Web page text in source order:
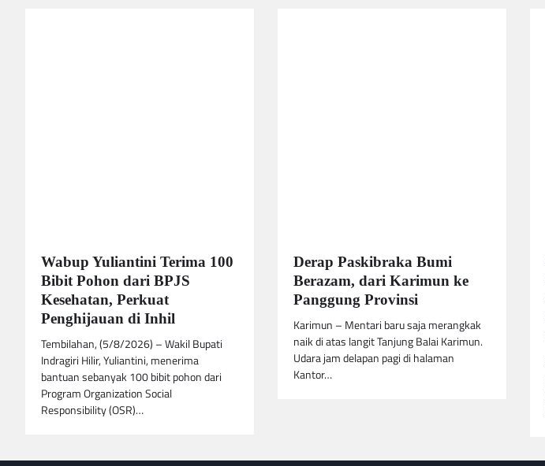
Wabup Yuliantini Terima 100
Bibit Pohon dari BPJS
Kesehatan, Perkuat
Penghijauan di Inhil
Tembilahan, (5/8/2026) – Wakil Bupati
Indragiri Hilir, Yuliantini, menerima
bantuan sebanyak 100 bibit pohon dari
Program Organization Social
Responsibility (OSR)…
Derap Paskibraka Bumi
Berazam, dari Karimun ke
Panggung Provinsi
Karimun – Mentari baru saja merangkak
naik di atas langit Tanjung Balai Karimun.
Udara jam delapan pagi di halaman
Kantor…